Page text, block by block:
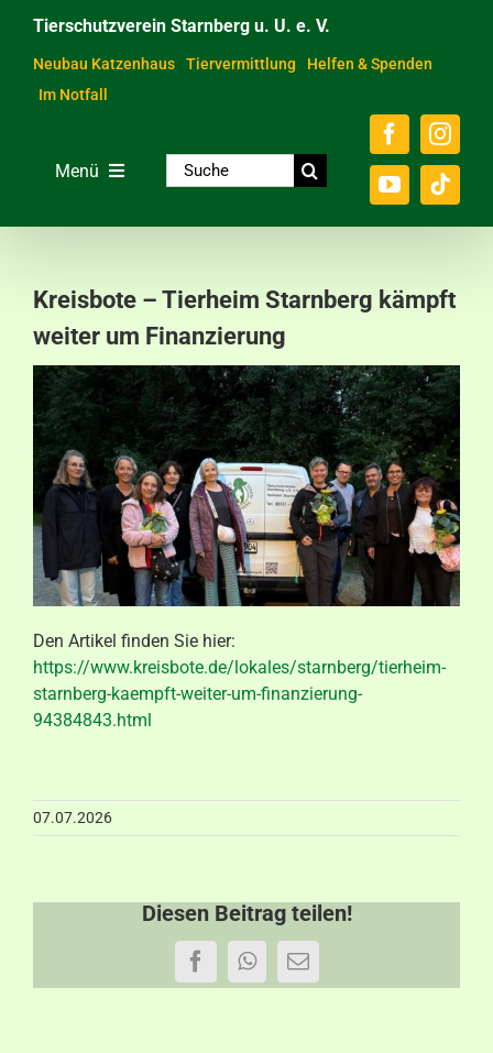
Inhalt
springen
Tierschutzverein Starnberg u. U. e. V.
Neubau Katzenhaus Tiervermittlung
Helfen & Spenden
Im Notfall
Menü
Helfen & Spenden
Der Verein
Ratgeber & Service
Aktuelles
Kontakt
Suche
nach:
Kreisbote – Tierheim Starnberg kämpft
weiter um Finanzierung
Den Artikel finden Sie hier:
https://www.kreisbote.de/lokales/starnberg/tierheim-
starnberg-kaempft-weiter-um-finanzierung-
94384843.html
07.07.2026
Diesen Beitrag teilen!
FacebookWhatsApp
E-
Mail